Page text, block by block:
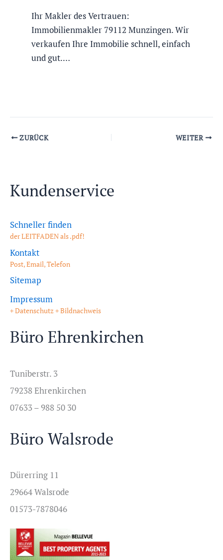
Ihr Makler des Vertrauen:
Immobilienmakler 79112 Munzingen. Wir
verkaufen Ihre Immobilie schnell, einfach
und gut.…
ZURÜCK WEITER
Kundenservice
Schneller finden
der LEITFADEN als .pdf!
Kontakt
Post, Email, Telefon
Sitemap
Impressum
+ Datenschutz + Bildnachweis
Büro Ehrenkirchen
Tuniberstr. 3
79238 Ehrenkirchen
07633 – 988 50 30
Büro Walsrode
Dürerring 11
29664 Walsrode
01573-7878046